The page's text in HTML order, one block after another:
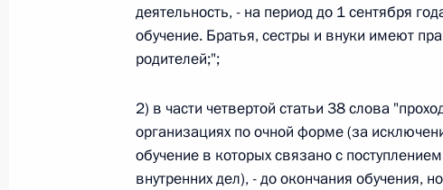
Федеральный закон от 26.07.2026 г.
О внесении изменения в статью 10
Федеральный закон от 26.07.2026 г.
деятельность, - на период до 1 сентября
обучение. Братья, сестры и внуки имеют
родителей;";
2) в части четвертой статьи 38 слова
организациях по очной форме (за
обучение в которых связано с
внутренних дел), - до окончания обучения,